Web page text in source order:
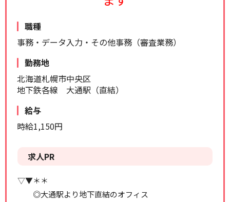
職種
事務・データ入力・その他事務（審査業務）
勤務地
北海道札幌市中央区
地下鉄各線 大通駅（直結）
給与
時給1,150円
求人PR
▽▼＊＊
◎大通駅より地下直結のオフィス